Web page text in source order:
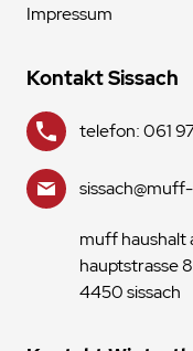
Impressum
Kontakt Sissach
telefon: 061
muff haushalt
hauptstrasse
4450 sissach